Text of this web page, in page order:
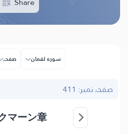
سورہ لقمان صفحہ
صفحہ نمبر: 411
マーン章